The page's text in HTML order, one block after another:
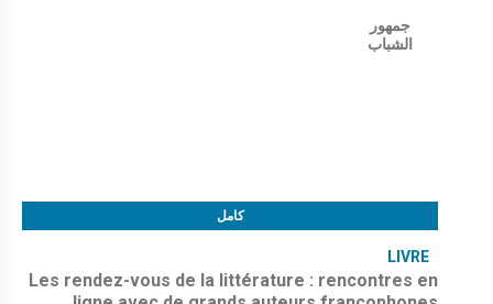
كامل
جمهور
الشباب
LIVRE
Les rendez-vous de la littérature : rencontres en